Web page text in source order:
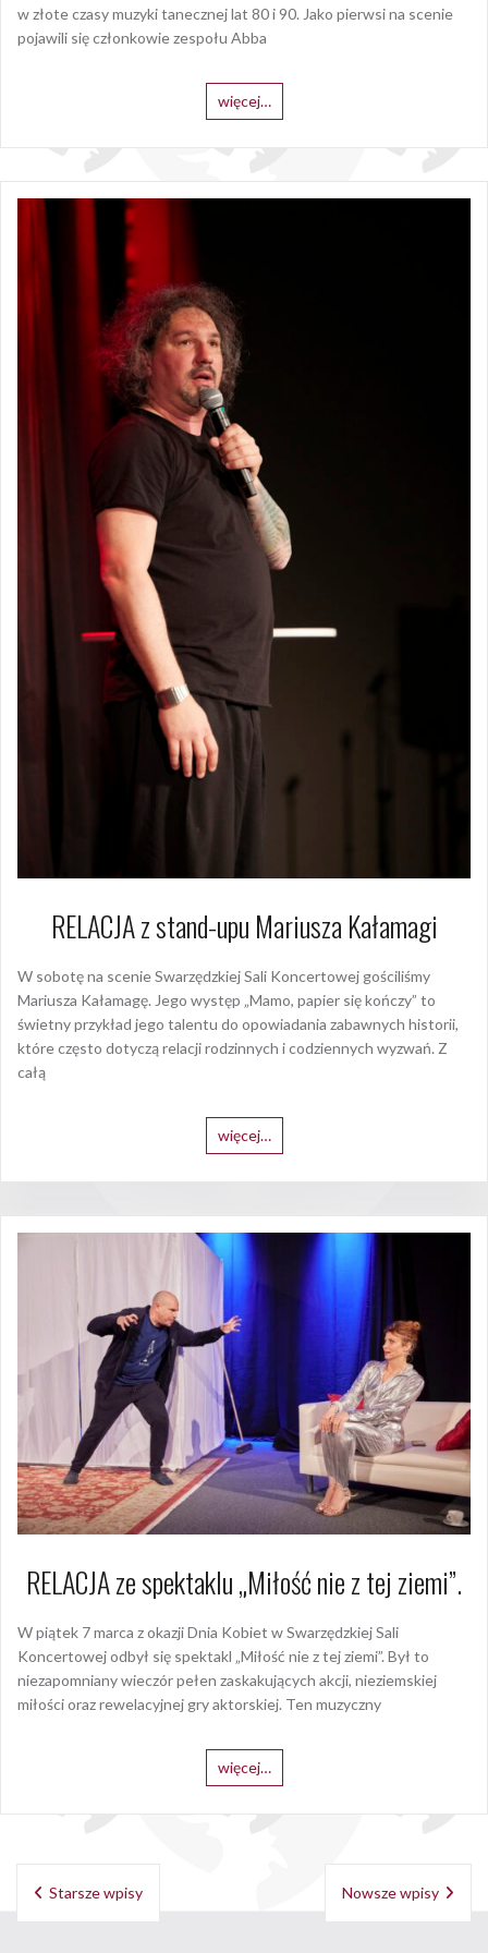
w złote czasy muzyki tanecznej lat 80 i 90. Jako pierwsi na scenie
pojawili się członkowie zespołu Abba
więcej…
RELACJA z stand-upu Mariusza Kałamagi
W sobotę na scenie Swarzędzkiej Sali Koncertowej gościliśmy
Mariusza Kałamagę. Jego występ „Mamo, papier się kończy” to
świetny przykład jego talentu do opowiadania zabawnych historii,
które często dotyczą relacji rodzinnych i codziennych wyzwań. Z
całą
więcej…
RELACJA ze spektaklu „Miłość nie z tej ziemi”.
W piątek 7 marca z okazji Dnia Kobiet w Swarzędzkiej Sali
Koncertowej odbył się spektakl „Miłość nie z tej ziemi”. Był to
niezapomniany wieczór pełen zaskakujących akcji, nieziemskiej
miłości oraz rewelacyjnej gry aktorskiej. Ten muzyczny
więcej…
Nawigacja
Starsze wpisy Nowsze wpisy